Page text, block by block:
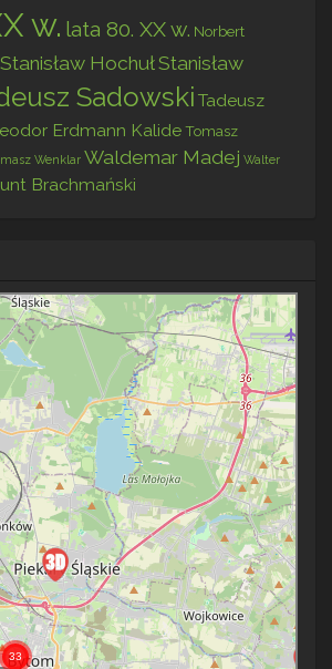
w. lata 80. XX w. Norbert
Stanisław HochułStanisław
Sadowski Tadeusz
Erdmann KalideTomasz
Wenklar Waldemar Madej Walter
Brachmański